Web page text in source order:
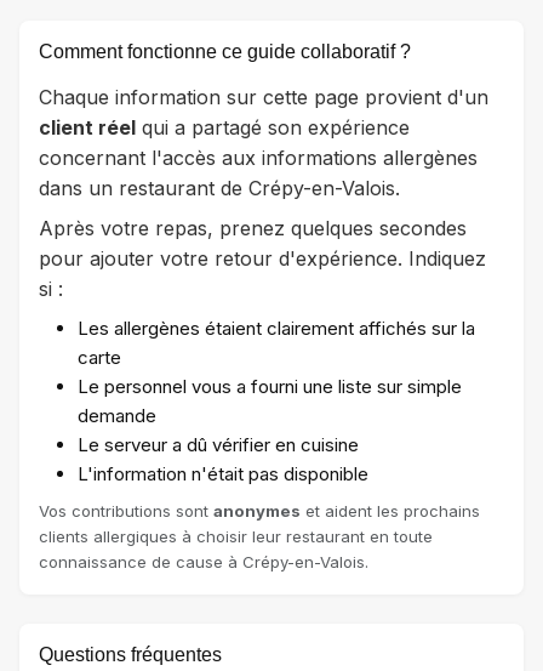
Comment fonctionne ce guide collaboratif ?
Chaque information sur cette page provient d'un
client réel qui a partagé son expérience
concernant l'accès aux informations allergènes
dans un restaurant de Crépy-en-Valois.
Après votre repas, prenez quelques secondes
pour ajouter votre retour d'expérience. Indiquez
si :
Les allergènes étaient clairement affichés sur la
carte
Le personnel vous a fourni une liste sur simple
demande
Le serveur a dû vérifier en cuisine
L'information n'était pas disponible
Vos contributions sont anonymes et aident les prochains
clients allergiques à choisir leur restaurant en toute
connaissance de cause à Crépy-en-Valois.
Questions fréquentes